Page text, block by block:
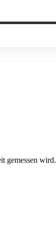
gemessen wird.